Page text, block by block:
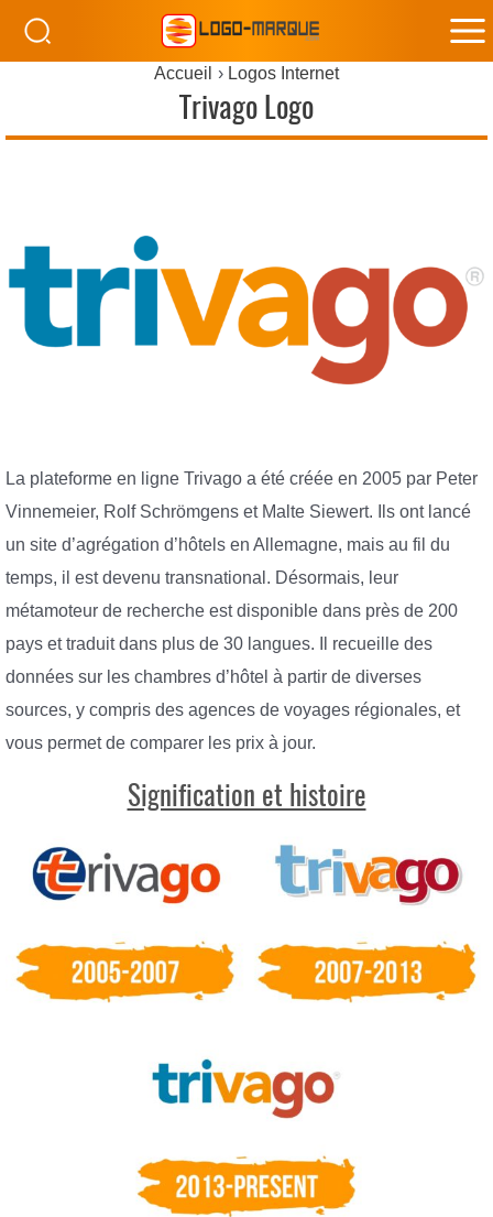
Accueil Logos Internet
Trivago Logo
La plateforme en ligne Trivago a été créée en 2005 par Peter
Vinnemeier, Rolf Schrömgens et Malte Siewert. Ils ont lancé
un site d’agrégation d’hôtels en Allemagne, mais au fil du
temps, il est devenu transnational. Désormais, leur
métamoteur de recherche est disponible dans près de 200
pays et traduit dans plus de 30 langues. Il recueille des
données sur les chambres d’hôtel à partir de diverses
sources, y compris des agences de voyages régionales, et
vous permet de comparer les prix à jour.
Signification et histoire